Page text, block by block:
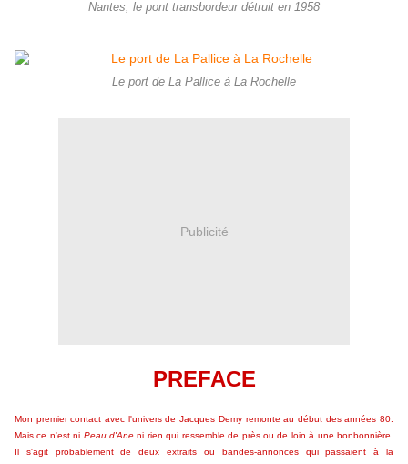
Nantes, le pont transbordeur détruit en 1958
Le port de La Pallice à La Rochelle
Publicité
PREFACE
Mon premier contact avec l'univers de Jacques Demy remonte au début des années 80.
Mais ce n'est ni Peau d'Ane ni rien qui ressemble de près ou de loin à une bonbonnière.
Il s'agit probablement de deux extraits ou bandes-annonces qui passaient à la